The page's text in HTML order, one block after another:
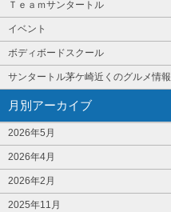
Ｔｅａｍサンタートル
イベント
ボディボードスクール
サンタートル茅ケ崎近くのグルメ情報
月別アーカイブ
2026年5月
2026年4月
2026年2月
2025年11月